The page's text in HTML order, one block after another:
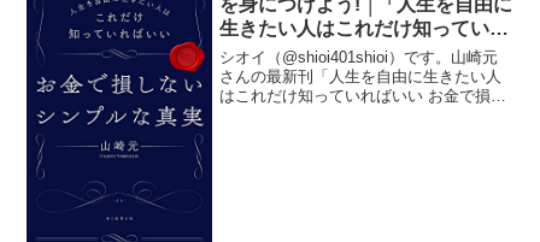
生きたい人はこれだけ知っていれ
ばいい お金で損しないシンプル
な真実」を読みました
シオイ（@shioi401shioi）です。山崎元
さんの最新刊「人生を自由に生きたい人
はこれだけ知っていればいい お金で損し